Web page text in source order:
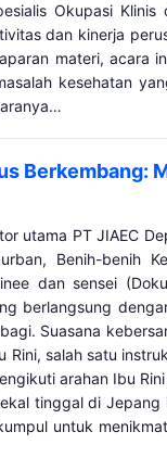
Okupasi
dan kinerja
materi,
kesehatan
Berkembang:
utama PT JIAEC
Benih-benih
dan sensei
berlangsung
Suasana
salah satu
arahan Ibu
tinggal di
untuk